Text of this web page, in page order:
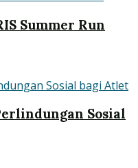
Summer Run
Sosial